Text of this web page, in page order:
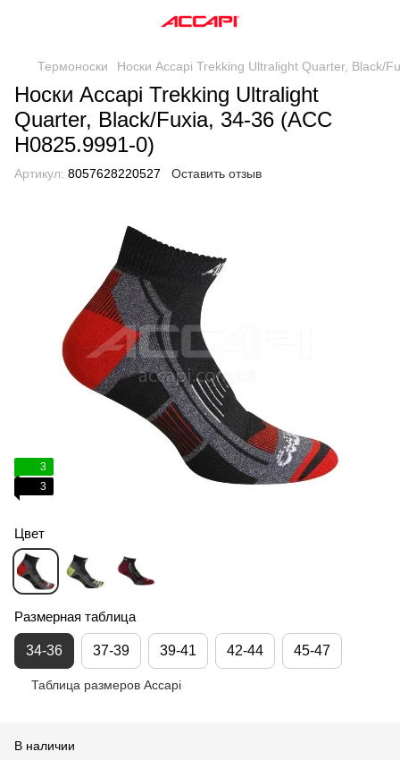
Термоноски Носки Accapi Trekking Ultralight Quarter, Black/
Носки Accapi Trekking Ultralight
Quarter, Black/Fuxia, 34-36 (ACC
H0825.9991-0)
Артикул: 8057628220527 Оставить отзыв
3
3
Цвет
Размерная таблица
34-36 37-39 39-41 42-44 45-47
Таблица размеров Accapi
В наличии